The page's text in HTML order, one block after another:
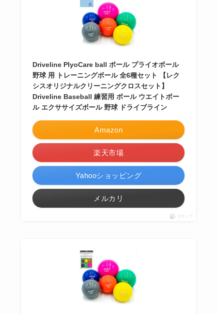
Driveline PlyoCare ball ボール プライオボール
野球 用 トレーニングボール 全6種セット 【レク
シスオリジナルクリーニングクロスセット】
Driveline Baseball 練習用 ボール ウエイトボー
ル エクササイズボール 野球 ドライブライン
Amazon
楽天市場
Yahooショッピング
メルカリ
ポチップ